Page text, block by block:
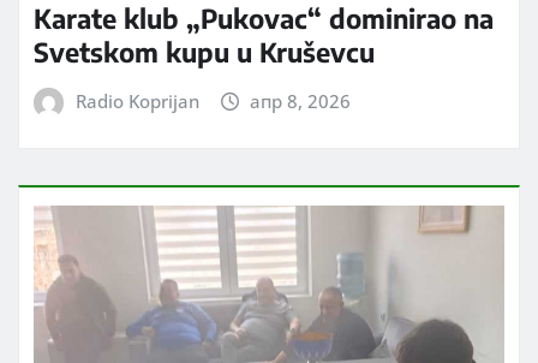
Karate klub „Pukovac“ dominirao na
Svetskom kupu u Kruševcu
Radio Koprijan апр 8, 2026